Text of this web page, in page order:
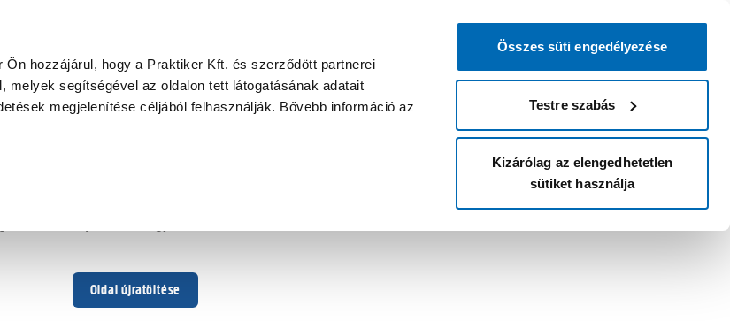
Ön hozzájárul, hogy a Praktiker Kft. és szerződött partnerei
melyek segítségével az oldalon tett látogatásának adatait
megjelenítése céljából felhasználják. Bővebb információ az
Összes süti engedélyezése
Testre szabás
Kizárólag az elengedhetetlen
sütiket használja
Oldal újratöltése